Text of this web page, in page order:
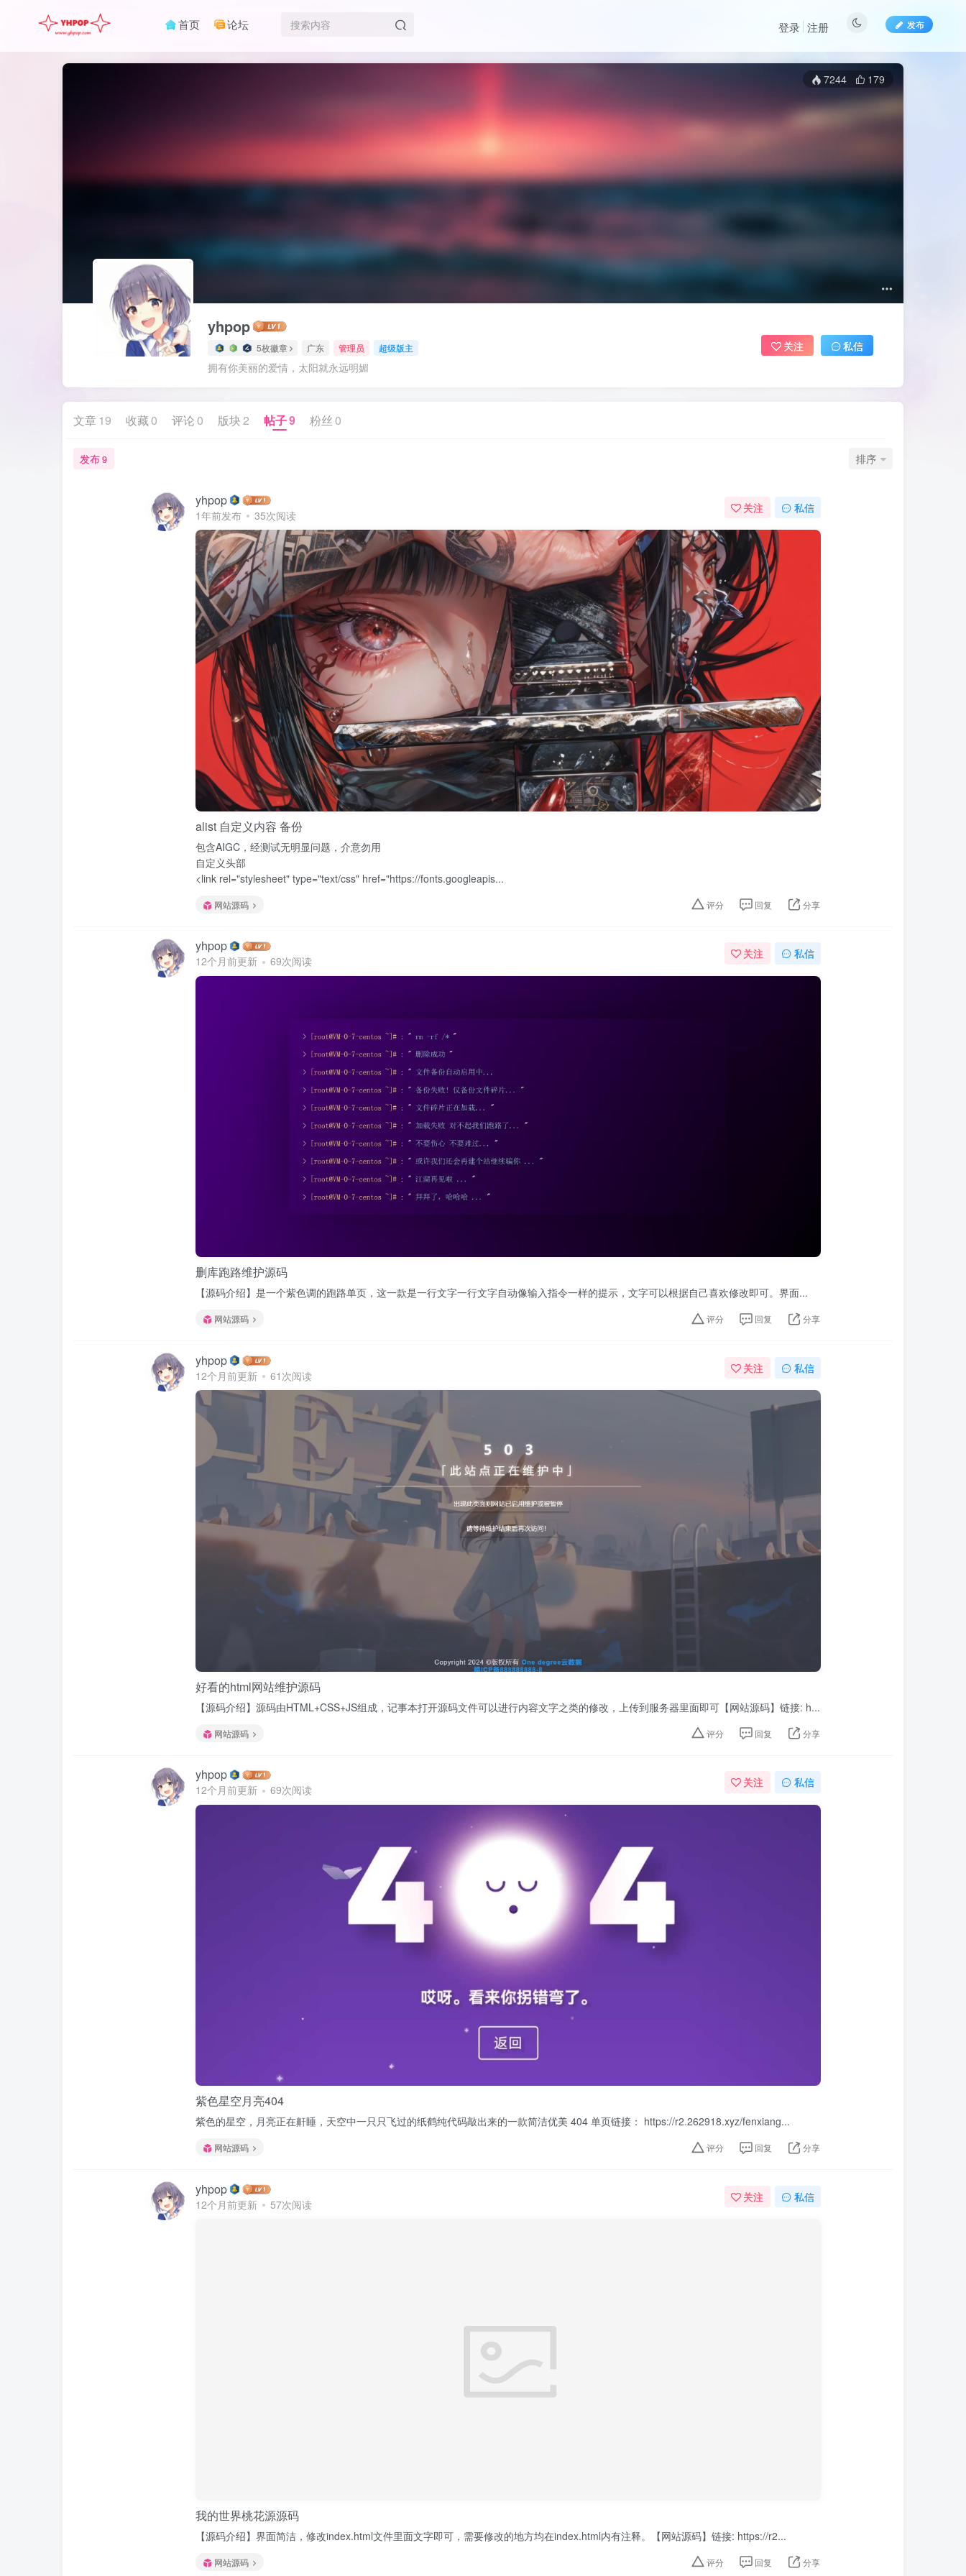
首页 论坛 发布
登录 注册
7244 179
yhpop
5枚徽章 广东 管理员 超级版主
拥有你美丽的爱情，太阳就永远明媚
关注 私信
文章19 收藏 0 评论 0 版块2 帖子9 粉丝 0
发布9 排序
yhpop
1年前发布 35次阅读
关注 私信
alist 自定义内容 备份
包含AIGC，经测试无明显问题，介意勿用
自定义头部
<link rel="stylesheet" type="text/css" href="https://fonts.googleapis...
网站源码 评分 回复 分享
yhpop
12个月前更新 69次阅读
关注 私信
删库跑路维护源码
【源码介绍】是一个紫色调的跑路单页，这一款是一行文字一行文字自动像输入指令一样的提示，文字可以根据自己喜欢修改即可。界面...
网站源码 评分 回复 分享
yhpop
12个月前更新 61次阅读
关注 私信
好看的html网站维护源码
【源码介绍】源码由HTML+CSS+JS组成，记事本打开源码文件可以进行内容文字之类的修改，上传到服务器里面即可【网站源码】链接: h...
网站源码 评分 回复 分享
yhpop
12个月前更新 69次阅读
关注 私信
紫色星空月亮404
紫色的星空，月亮正在鼾睡，天空中一只只飞过的纸鹤纯代码敲出来的一款简洁优美 404 单页链接： https://r2.262918.xyz/fenxiang...
网站源码 评分 回复 分享
yhpop
12个月前更新 57次阅读
关注 私信
我的世界桃花源源码
【源码介绍】界面简洁，修改index.html文件里面文字即可，需要修改的地方均在index.html内有注释。【网站源码】链接: https://r2...
网站源码 评分 回复 分享